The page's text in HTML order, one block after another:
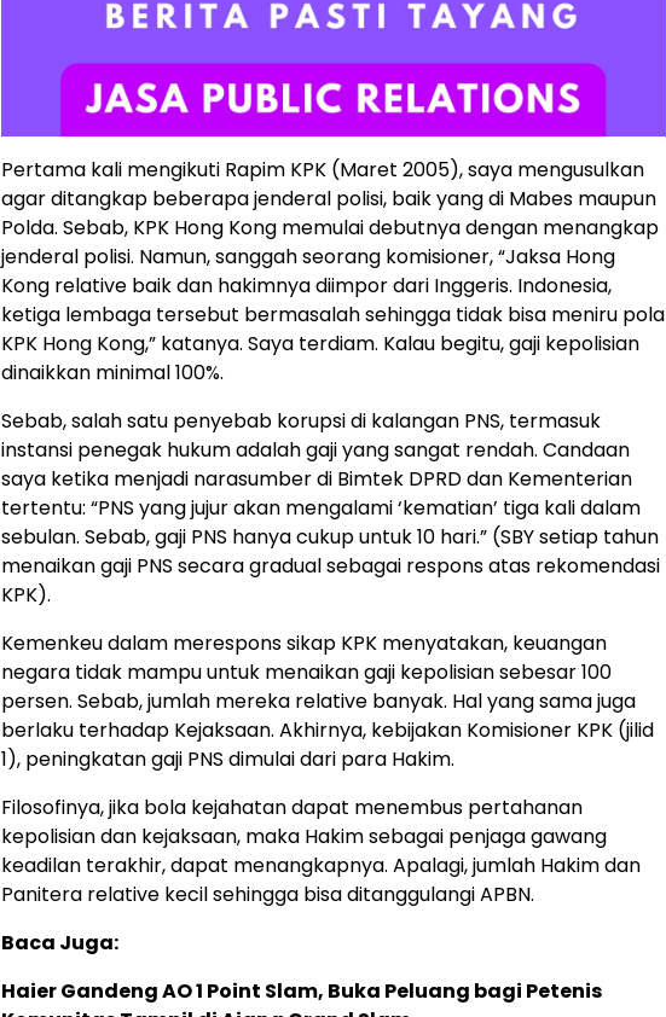
Pertama kali mengikuti Rapim KPK (Maret 2005), saya mengusulkan
agar ditangkap beberapa jenderal polisi, baik yang di Mabes maupun
Polda. Sebab, KPK Hong Kong memulai debutnya dengan menangkap
jenderal polisi. Namun, sanggah seorang komisioner, “Jaksa Hong
Kong relative baik dan hakimnya diimpor dari Inggeris. Indonesia,
ketiga lembaga tersebut bermasalah sehingga tidak bisa meniru pola
KPK Hong Kong,” katanya. Saya terdiam. Kalau begitu, gaji kepolisian
dinaikkan minimal 100%.
Sebab, salah satu penyebab korupsi di kalangan PNS, termasuk
instansi penegak hukum adalah gaji yang sangat rendah. Candaan
saya ketika menjadi narasumber di Bimtek DPRD dan Kementerian
tertentu: “PNS yang jujur akan mengalami ‘kematian’ tiga kali dalam
sebulan. Sebab, gaji PNS hanya cukup untuk 10 hari.” (SBY setiap tahun
menaikan gaji PNS secara gradual sebagai respons atas rekomendasi
KPK).
Kemenkeu dalam merespons sikap KPK menyatakan, keuangan
negara tidak mampu untuk menaikan gaji kepolisian sebesar 100
persen. Sebab, jumlah mereka relative banyak. Hal yang sama juga
berlaku terhadap Kejaksaan. Akhirnya, kebijakan Komisioner KPK (jilid
1), peningkatan gaji PNS dimulai dari para Hakim.
Filosofinya, jika bola kejahatan dapat menembus pertahanan
kepolisian dan kejaksaan, maka Hakim sebagai penjaga gawang
keadilan terakhir, dapat menangkapnya. Apalagi, jumlah Hakim dan
Panitera relative kecil sehingga bisa ditanggulangi APBN.
Baca Juga:
Haier Gandeng AO 1 Point Slam, Buka Peluang bagi Petenis